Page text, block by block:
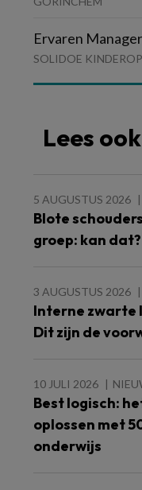
Ervaren
SOLIDOE
Lees ook
5 AUGUSTUS 2026
Blote
groep: kan dat?
3 AUGUSTUS 2026
Interne zwarte
Dit zijn de
10 JULI 2026
Best logisch:
oplossen met
onderwijs